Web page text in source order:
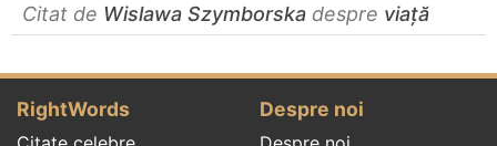
Citat de Wislawa Szymborska despre viață
RightWords Despre noi